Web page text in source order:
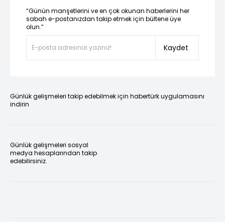
“Günün manşetlerini ve en çok okunan haberlerini her
sabah e-postanızdan takip etmek için bültene üye
olun.”
Kaydet
Günlük gelişmeleri takip edebilmek için habertürk uygulamasını
indirin
Günlük gelişmeleri sosyal
medya hesaplarından takip
edebilirsiniz.